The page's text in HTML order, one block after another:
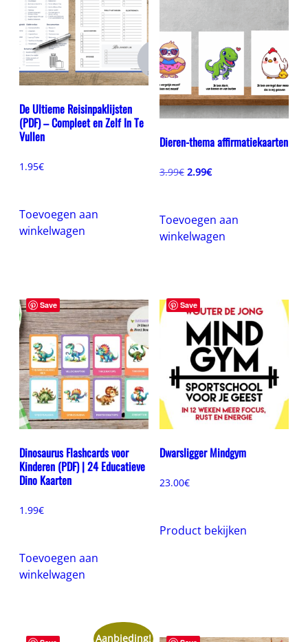
De Ultieme Reisinpaklijsten
(PDF) – Compleet en Zelf In Te
Vullen
1.95€
Toevoegen aan
winkelwagen
Dieren-thema affirmatiekaarten
3.99€ Oorspronkelijke
2.99€Huidige
Toevoegen aan
winkelwagen
Save
Dinosaurus Flashcards voor
Kinderen (PDF) | 24 Educatieve
Dino Kaarten
1.99€
Toevoegen aan
winkelwagen
Save
Dwarsligger Mindgym
23.00€
Product bekijken
Aanbieding!